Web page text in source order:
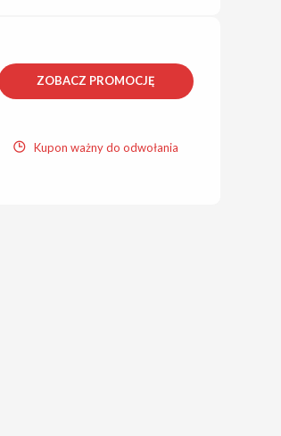
ZOBACZ PROMOCJĘ
Kupon ważny do odwołania